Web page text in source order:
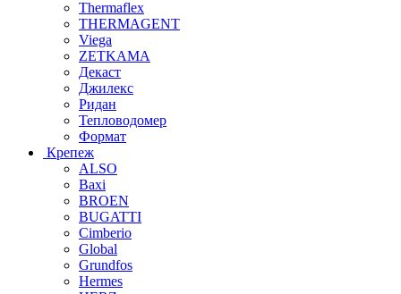
Thermaflex
THERMAGENT
Viega
ZETKAMA
Декаст
Джилекс
Ридан
Тепловодомер
Формат
Крепеж
ALSO
Baxi
BROEN
BUGATTI
Cimberio
Global
Grundfos
Hermes